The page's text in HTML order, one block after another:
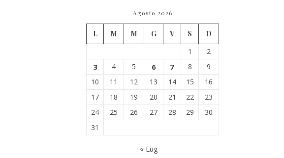
Agosto 2026
L M M G V S
D
1
2
3 4 5 6 7 8
9
10
11 12 13 14 15
16
17
18 19 20 21 22
23
24
25 26 27 28 29
30
31
« Lug